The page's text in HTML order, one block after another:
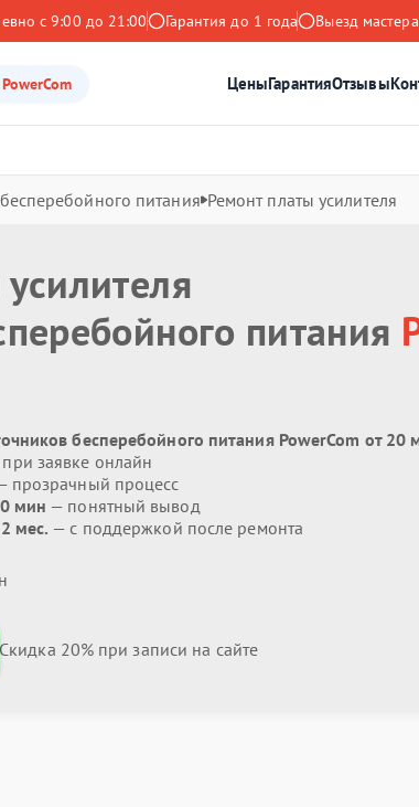
с 9:00 до 21:00 Гарантия до 1 года Выезд
ЦеныГарантияОтзывы
питания Ремонт платы усилителя
питания
бесперебойного питания PowerCom от 20
заявке онлайн
прозрачный процесс
мин — понятный вывод
мес. — с поддержкой после ремонта
Скидка 20% при записи на сайте